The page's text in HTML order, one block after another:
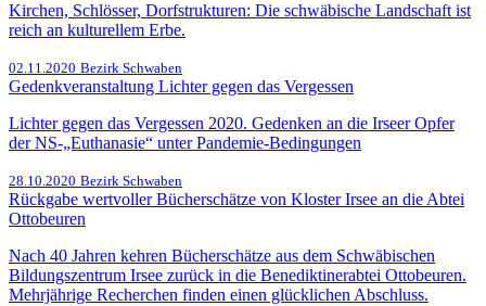
Kirchen, Schlösser, Dorfstrukturen: Die schwäbische Landschaft ist
reich an kulturellem Erbe.
02.11.2020 Bezirk Schwaben
Gedenkveranstaltung Lichter gegen das Vergessen
Lichter gegen das Vergessen 2020. Gedenken an die Irseer Opfer
der NS-„Euthanasie“ unter Pandemie-Bedingungen
28.10.2020 Bezirk Schwaben
Rückgabe wertvoller Bücherschätze von Kloster Irsee an die Abtei
Ottobeuren
Nach 40 Jahren kehren Bücherschätze aus dem Schwäbischen
Bildungszentrum Irsee zurück in die Benediktinerabtei Ottobeuren.
Mehrjährige Recherchen finden einen glücklichen Abschluss.